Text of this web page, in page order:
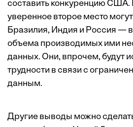
составить конкуренцию США.
уверенное второе место
Бразилия, Индия и Россия —
объема производимых ими
данных. Они, впрочем, будут
трудности в связи с
данным.
Другие выводы можно